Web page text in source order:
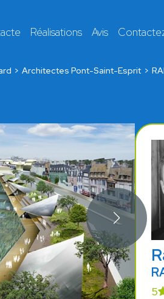
Réalisations Avis
Architectes Pont-Saint-Esprit
5